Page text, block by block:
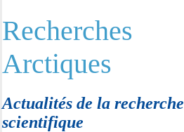
Recherches
Arctiques
Actualités de la recherche
scientifique